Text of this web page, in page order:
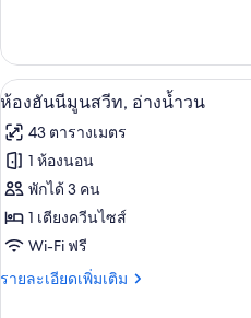
กดับเบิล
หรือ
ทวิน,
ระเบียง
(Jacuzzi)
เกี่ยว
กับ
ห้อง
โนรา
มิ
กดับเบิล
หรือ
ทวิ
น,
ระเบียง
(Jacuzzi)
เปิด
ภาพถ่าย
ทั้งหมด
ของ
ห้อง
ฮัน
นี
16
ห้องฮันนีมูนสวีท, อ่างน้ำวน
43 ตารางเมตร
1 ห้องนอน
พักได้ 3 คน
1 เตียงควีนไซส์
Wi-Fi ฟรี
รายละเอียดเพิ่มเติม
ราย